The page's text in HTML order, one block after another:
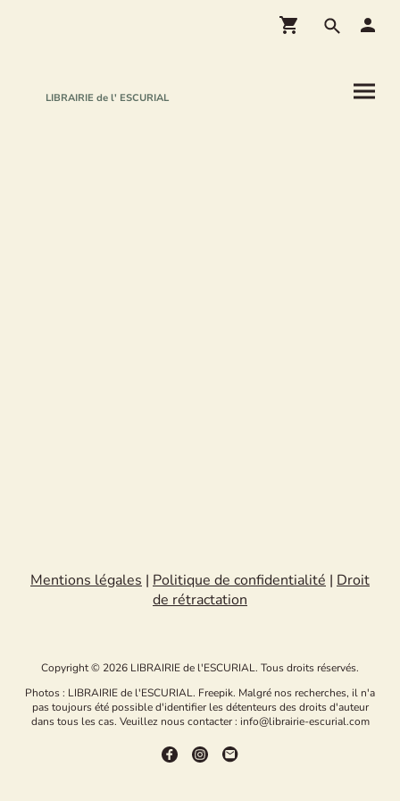
LIBRAIRIE de l' ESCURIAL
Mentions légales | Politique de confidentialité | Droit
de rétractation
Copyright © 2026 LIBRAIRIE de l'ESCURIAL. Tous droits réservés.
Photos : LIBRAIRIE de l'ESCURIAL. Freepik. Malgré nos recherches, il n'a
pas toujours été possible d'identifier les détenteurs des droits d'auteur
dans tous les cas. Veuillez nous contacter : info@librairie-escurial.com